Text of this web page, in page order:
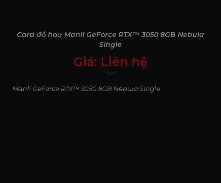
Card đồ hoạ Manli GeForce RTX™ 3050 8GB Nebula
Single
Giá: Liên hệ
0₫
Manli GeForce RTX™ 3050 8GB Nebula Single